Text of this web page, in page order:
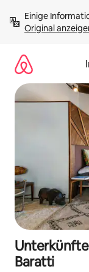
Inhalten
springenOriginal
Baratti